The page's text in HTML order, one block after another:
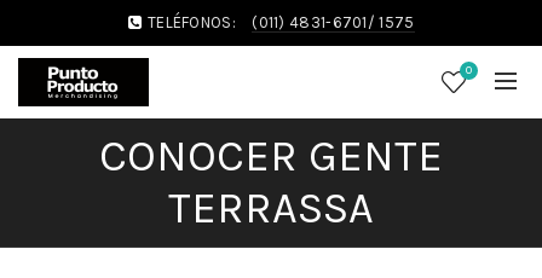
TELÉFONOS: (011) 4831-6701/ 1575
0
CONOCER GENTE
TERRASSA